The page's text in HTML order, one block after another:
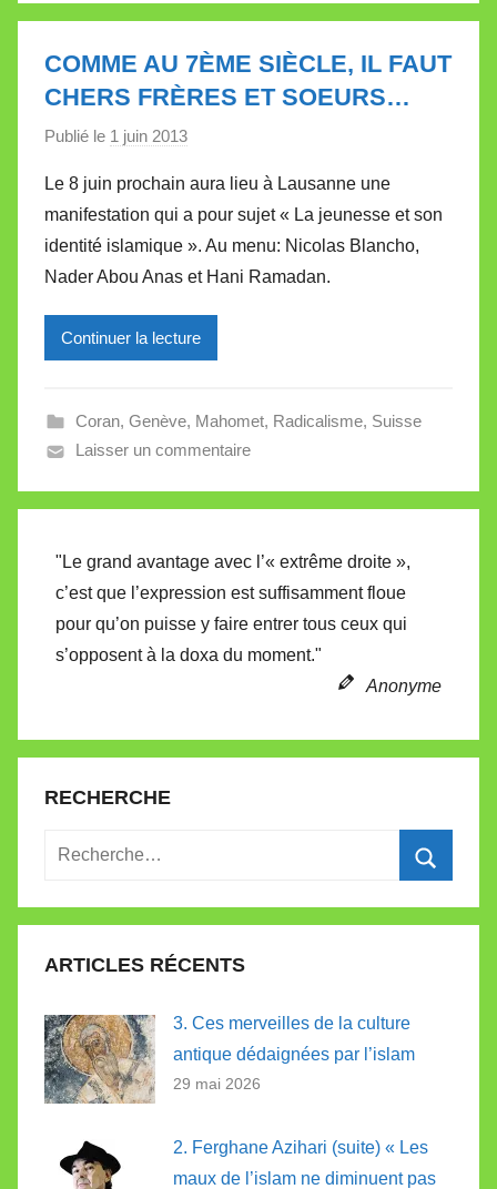
l
t
t
COMME AU 7ÈME SIÈCLE, IL FAUT
CHERS FRÈRES ET SOEURS…
Publié le 1 juin 2013
r
M
i
r
i
l
e
V
l
e
t
t
e
Le 8 juin prochain aura lieu à Lausanne une
manifestation qui a pour sujet « La jeunesse et son
identité islamique ». Au menu: Nicolas Blancho,
Nader Abou Anas et Hani Ramadan.
Continuer la lecture
Coran, Genève, Mahomet, Radicalisme, Suisse
Laisser un commentaire
"Le grand avantage avec l’« extrême droite »,
c’est que l’expression est suffisamment floue
pour qu’on puisse y faire entrer tous ceux qui
s’opposent à la doxa du moment."
Anonyme
RECHERCHE
Recherche
:
ARTICLES RÉCENTS
3. Ces merveilles de la culture
antique dédaignées par l’islam
29 mai 2026
2. Ferghane Azihari (suite) « Les
maux de l’islam ne diminuent pas